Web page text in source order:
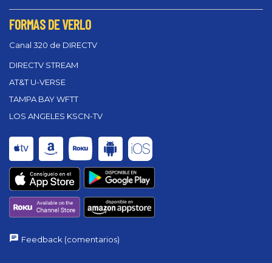
FORMAS DE VERLO
Canal 320 de DIRECTV
DIRECTV STREAM
AT&T U-VERSE
TAMPA BAY WFTT
LOS ANGELES KSCN-TV
Feedback (comentarios)